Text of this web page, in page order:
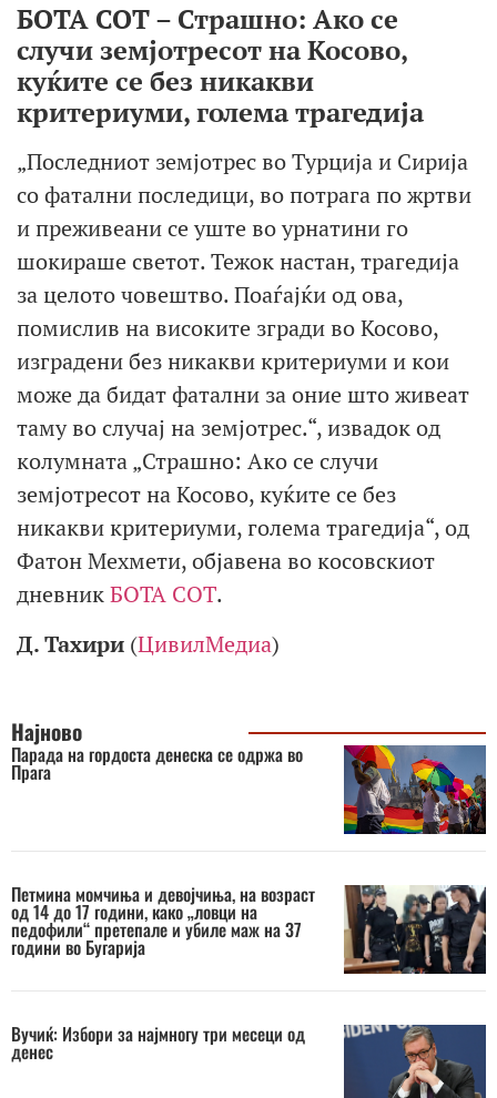
БОТА СОТ – Страшно: Ако се
случи земјотресот на Косово,
куќите се без никакви
критериуми, голема трагедија
„Последниот земјотрес во Турција и Сирија
со фатални последици, во потрага по жртви
и преживеани се уште во урнатини го
шокираше светот. Тежок настан, трагедија
за целото човештво. Поаѓајќи од ова,
помислив на високите згради во Косово,
изградени без никакви критериуми и кои
може да бидат фатални за оние што живеат
таму во случај на земјотрес.“, извадок од
колумната „Страшно: Ако се случи
земјотресот на Косово, куќите се без
никакви критериуми, голема трагедија“, од
Фатон Мехмети, објавена во косовскиот
дневникБОТА СОТ.
Д. Тахири (ЦивилМедиа)
Најново
Парада на гордоста денеска се одржа во
Прага
Петмина момчиња и девојчиња, на возраст
од 14 до 17 години, како „ловци на
педофили“ претепале и убиле маж на 37
години во Бугарија
Вучиќ: Избори за најмногу три месеци од
денес